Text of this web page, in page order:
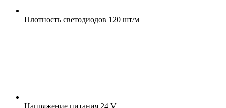
Плотность светодиодов 120 шт/м
Напряжение питания 24 V